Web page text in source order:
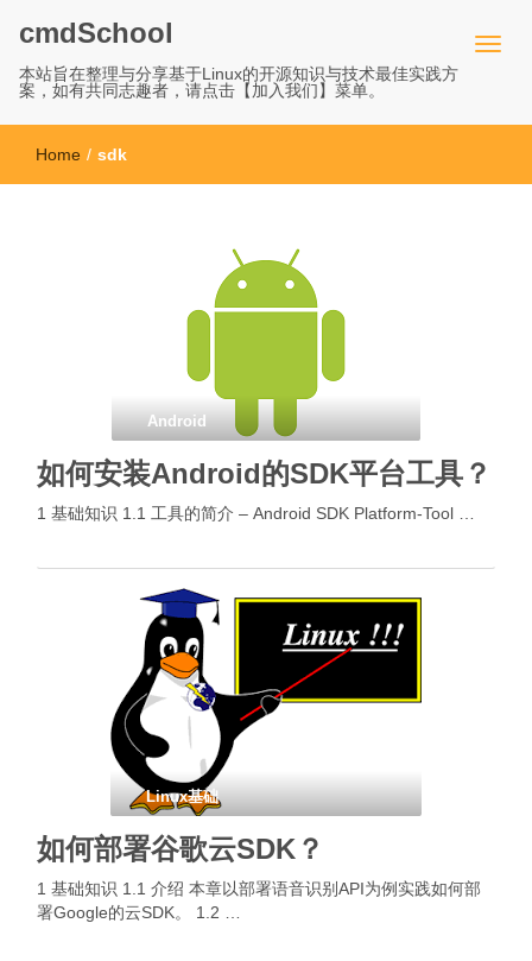
cmdSchool
本站旨在整理与分享基于Linux的开源知识与技术最佳实践方
案，如有共同志趣者，请点击【加入我们】菜单。
Home / sdk
Android
如何安装Android的SDK平台工具？
1 基础知识 1.1 工具的简介 – Android SDK Platform-Tool …
Linux基础
如何部署谷歌云SDK？
1 基础知识 1.1 介绍 本章以部署语音识别API为例实践如何部
署Google的云SDK。 1.2 …